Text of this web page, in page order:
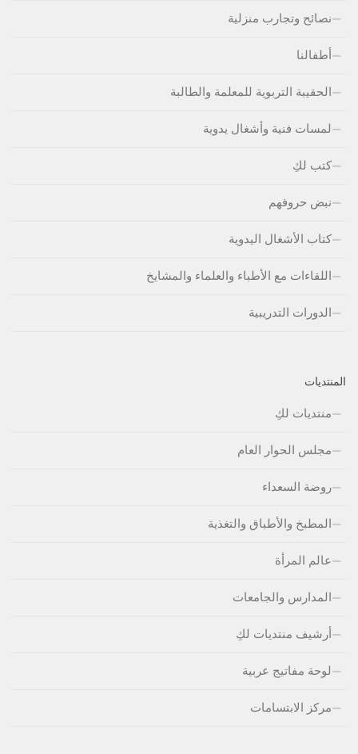
نصائح وتجارب منزلية
أطفالنا
الحقيبة التربوية للمعلمة والطالبة
لمسات فنية وأشغال يدوية
كتب لكِ
نبض حروفهم
كتاب الأشغال اليدوية
اللقاءات مع الأطباء والعلماء والمشايخ
الدورات التدريبية
المنتديات
منتديات لكِ
مجلس الحوار العام
روضة السعداء
المطبخ والأطباق والتغذية
عالم المرأة
المدارس والجامعات
أرشيف منتديات لكِ
لوحة مفاتيج عربية
مركز الابتسامات